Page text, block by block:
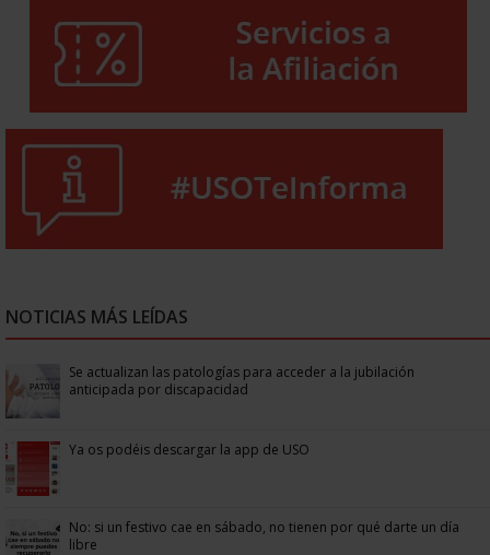
NOTICIAS MÁS LEÍDAS
Se actualizan las patologías para acceder a la jubilación
anticipada por discapacidad
Ya os podéis descargar la app de USO
No: si un festivo cae en sábado, no tienen por qué darte un día
libre